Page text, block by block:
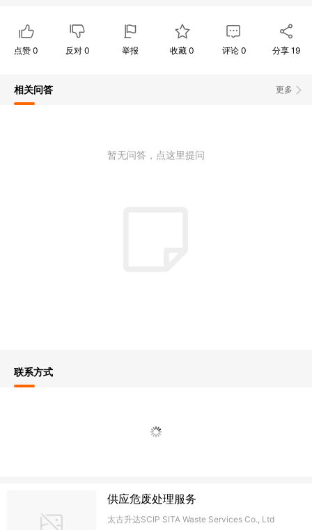
点赞 0 反对0 举报 收藏 0 评论 0 分享 19
更多
相关问答
暂无问答，点这里提问
联系方式
供应危废处理服务
太古升达SCIP SITA Waste Services Co., Ltd